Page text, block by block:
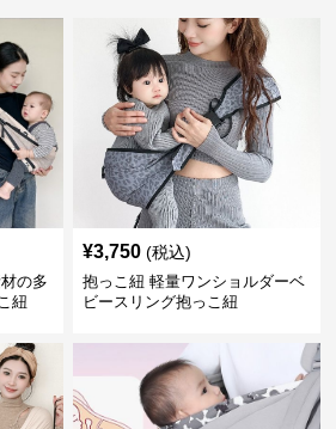
の多
紐
¥3,750 (税込)
抱っこ紐 軽量ワンショルダーベ
ビースリング抱っこ紐